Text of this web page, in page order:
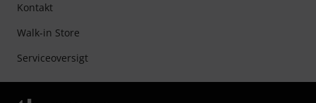
Kontakt
Walk-in Store
Serviceoversigt